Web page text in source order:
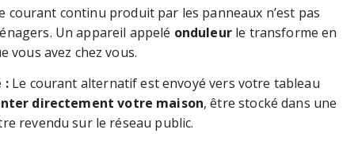
courant continu produit par les panneaux n’est pas
Un appareil appelé onduleurle transforme en
vous avez chez vous.
:Le courant alternatif est envoyé vers votre tableau
directement votre maison, être stocké dans une
revendu sur le réseau public.